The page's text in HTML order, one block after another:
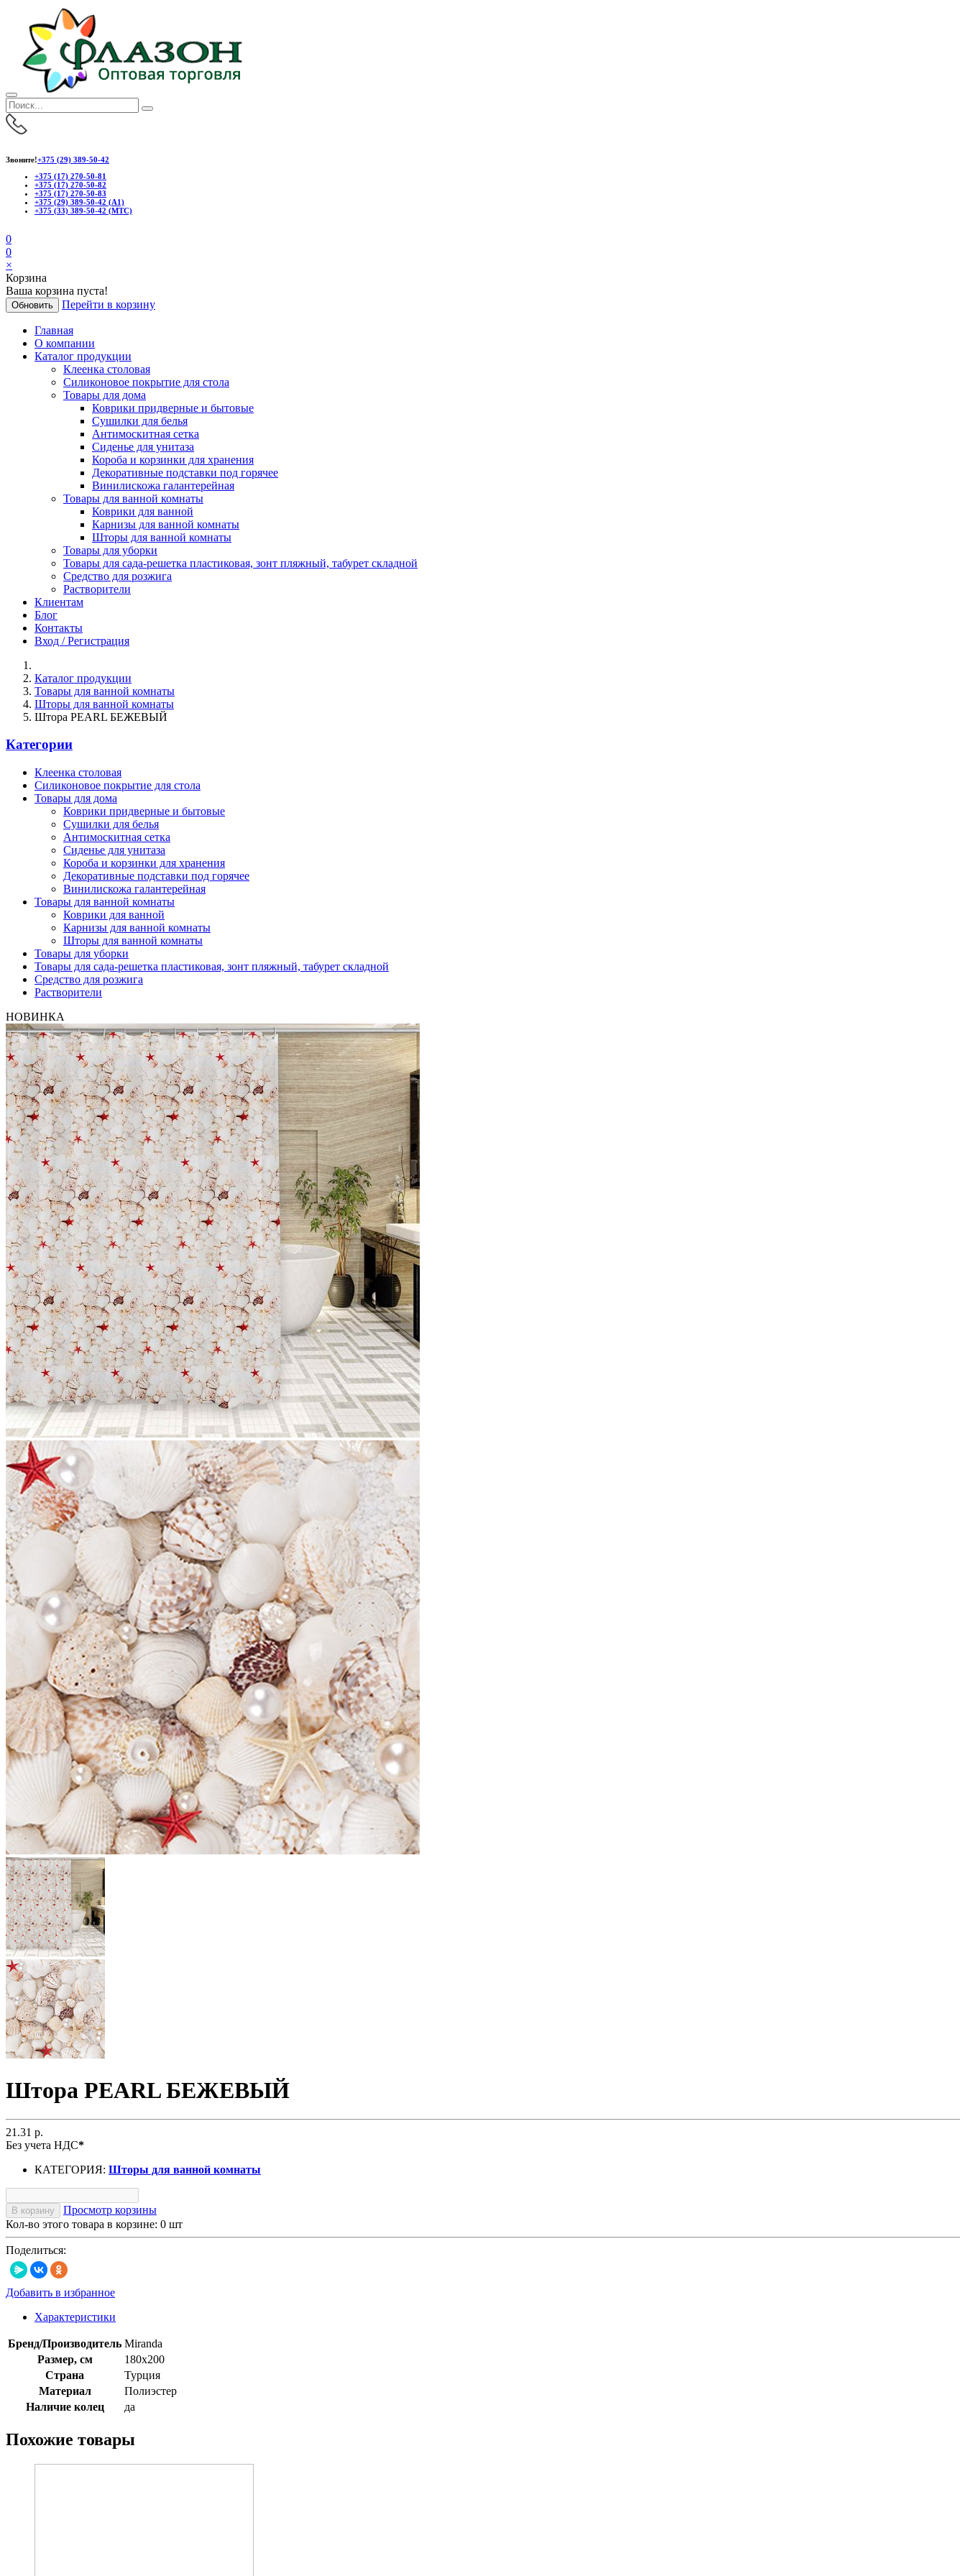
Звоните!+375 (29) 389-50-42
+375 (17) 270-50-81
+375 (17) 270-50-82
+375 (17) 270-50-83
+375 (29) 389-50-42 (А1)
+375 (33) 389-50-42 (МТС)
0
0
×
Корзина
Ваша корзина пуста!
Обновить Перейти в корзину
Главная
О компании
Каталог продукции
Клеенка столовая
Силиконовое покрытие для стола
Товары для дома
Коврики придверные и бытовые
Сушилки для белья
Антимоскитная сетка
Сиденье для унитаза
Короба и корзинки для хранения
Декоративные подставки под горячее
Винилискожа галантерейная
Товары для ванной комнаты
Коврики для ванной
Карнизы для ванной комнаты
Шторы для ванной комнаты
Товары для уборки
Товары для сада-решетка пластиковая, зонт пляжный, табурет складной
Средство для розжига
Растворители
Клиентам
Блог
Контакты
Вход / Регистрация
Каталог продукции
Товары для ванной комнаты
Шторы для ванной комнаты
Штора PEARL БЕЖЕВЫЙ
Категории
Клеенка столовая
Силиконовое покрытие для стола
Товары для дома
Коврики придверные и бытовые
Сушилки для белья
Антимоскитная сетка
Сиденье для унитаза
Короба и корзинки для хранения
Декоративные подставки под горячее
Винилискожа галантерейная
Товары для ванной комнаты
Коврики для ванной
Карнизы для ванной комнаты
Шторы для ванной комнаты
Товары для уборки
Товары для сада-решетка пластиковая, зонт пляжный, табурет складной
Средство для розжига
Растворители
НОВИНКА
Штора PEARL БЕЖЕВЫЙ
21.31 р.
Без учета НДС*
КАТЕГОРИЯ: Шторы для ванной комнаты
В корзину
Просмотр корзины
Кол-во этого товара в корзине: 0 шт
Поделиться:
Добавить в избранное
Характеристики
Бренд/Производитель Miranda
Размер, см
180х200
Страна
Турция
Материал
Полиэстер
Наличие колец
да
Похожие товары